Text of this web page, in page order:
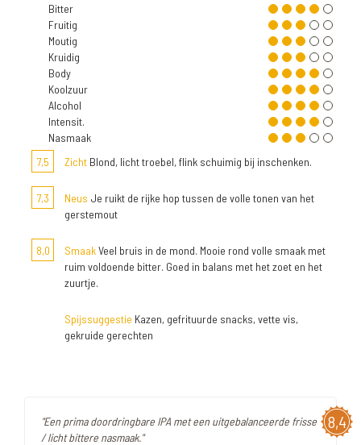
Bitter
Fruitig
Moutig
Kruidig
Body
Koolzuur
Alcohol
Intensit.
Nasmaak
7,5
Zicht Blond, licht troebel, flink schuimig bij inschenken.
7,3 Neus Je ruikt de rijke hop tussen de volle tonen van het
gerstemout
8,0 SmaakVeel bruis in de mond. Mooie rond volle smaak met
ruim voldoende bitter. Goed in balans met het zoet en het
zuurtje.
Spijssuggestie Kazen, gefrituurde snacks, vette vis,
gekruide gerechten
8,4
"Een prima doordringbare IPA met een uitgebalanceerde frisse
/ licht bittere nasmaak."